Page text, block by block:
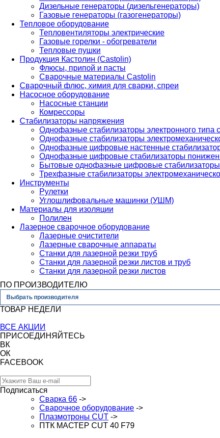
Дизельные генераторы (дизельгенераторы)
Газовые генераторы (газогенераторы)
Тепловое оборудование
Тепловентиляторы электрические
Газовые горелки - обогреватели
Тепловые пушки
Продукция Кастолин (Castolin)
Флюсы, припой и пасты
Сварочные материалы Castolin
Сварочный флюс, химия для сварки, спреи
Насосное оборудование
Насосные станции
Комрессоры
Стабилизаторы напряжения
Однофазные стабилизаторы электронного
Однофазные стабилизаторы
Однофазные цифровые настенные
Однофазные цифровые стабилизаторы
Бытовые однофазные цифровые стабилизаторы
Трехфазные стабилизаторы
Инструменты
Рулетки
Углошлифовальные машинки (УШМ)
Материалы для изоляции
Полилен
Лазерное сварочное оборудование
Лазерные очистители
Лазерные сварочные аппараты
Станки для лазерной резки труб
Станки для лазерной резки листов и труб
Станки для лазерной резки листов
ПО ПРОИЗВОДИТЕЛЮ
Выбрать производителя
ТОВАР НЕДЕЛИ
ВСЕ АКЦИИ
ПРИСОЕДИНЯЙТЕСЬ
ВК
ОК
FACEBOOK
Подписаться
Сварка 66 ->
Сварочное оборудование ->
Плазмотроны CUT ->
ПТК МАСТЕР CUT 40 F79